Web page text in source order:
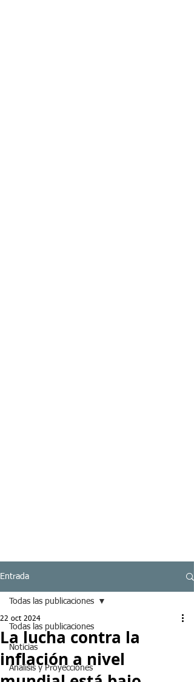
Entrada
Todas las publicaciones
Noticias
Analisis y Proyecciones
Todas las publicaciones
La lucha contra la
inflación a nivel
22 oct 2024